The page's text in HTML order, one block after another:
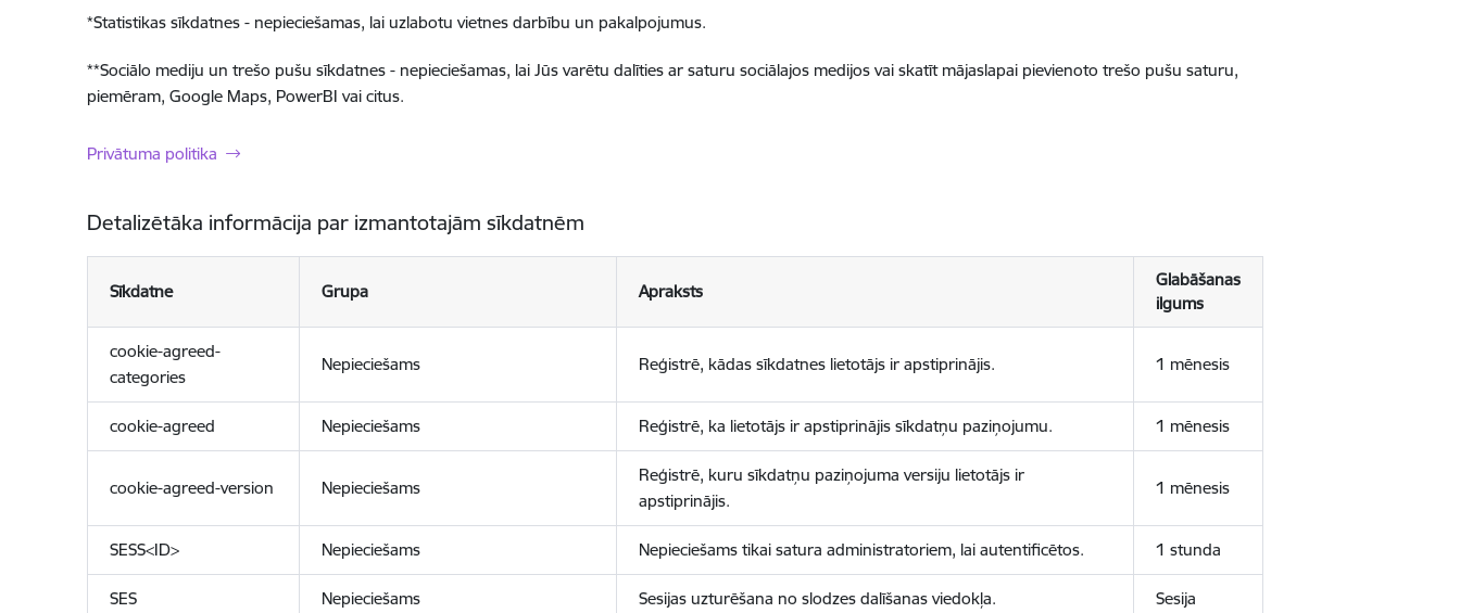
*Statistikas sīkdatnes - nepieciešamas, lai uzlabotu vietnes darbību un pakalpojumus.
**Sociālo mediju un trešo pušu sīkdatnes - nepieciešamas, lai Jūs varētu dalīties ar saturu sociālajos medijos vai skatīt mājaslapai pievienoto trešo pušu saturu,
piemēram, Google Maps, PowerBI vai citus.
Privātuma politika
Detalizētāka informācija par izmantotajām sīkdatnēm
Sīkdatne Grupa Apraksts
Glabāšanas
ilgums
cookie-agreed-
categories
Nepieciešams Reģistrē, kādas sīkdatnes lietotājs ir apstiprinājis. 1 mēnesis
cookie-agreed Nepieciešams Reģistrē, ka lietotājs ir apstiprinājis sīkdatņu paziņojumu. 1 mēnesis
cookie-agreed-version Nepieciešams
Reģistrē, kuru sīkdatņu paziņojuma versiju lietotājs ir
apstiprinājis.
1 mēnesis
SESS<ID> Nepieciešams Nepieciešams tikai satura administratoriem, lai autentificētos. 1 stunda
SES Nepieciešams Sesijas uzturēšana no slodzes dalīšanas viedokļa. Sesija